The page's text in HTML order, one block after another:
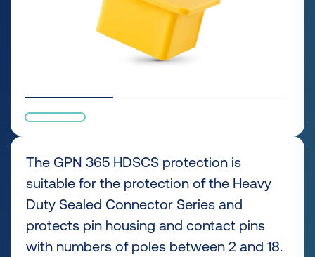
The GPN 365 HDSCS protection is
suitable for the protection of the Heavy
Duty Sealed Connector Series and
protects pin housing and contact pins
with numbers of poles between 2 and 18.